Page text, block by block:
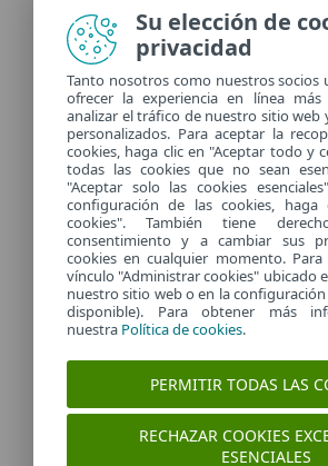
En esta web encontrarás manuales y
para la correcta instalación y
productos ESET
Más información
Análisis online de ESET
Comprueba la seguridad de tu
análisis online gratuito de ESET. Esta
permite analizar y eliminar una amplia
amenazas para ordenadores sin la
Su elección de
privacidad
Tanto nosotros como nuestros socios
ofrecer la experiencia en línea más
analizar el tráfico de nuestro sitio web
personalizados. Para aceptar la
cookies, haga clic en "Aceptar todo y
todas las cookies que no sean
"Aceptar solo las cookies
configuración de las cookies, haga
cookies". También tiene
consentimiento y a cambiar sus
cookies en cualquier momento.
vínculo "Administrar cookies" ubicado
nuestro sitio web o en la
disponible). Para obtener más
nuestra Política de cookies.
PERMITIR TODAS LAS
RECHAZAR COOKIES
ESENCIALES